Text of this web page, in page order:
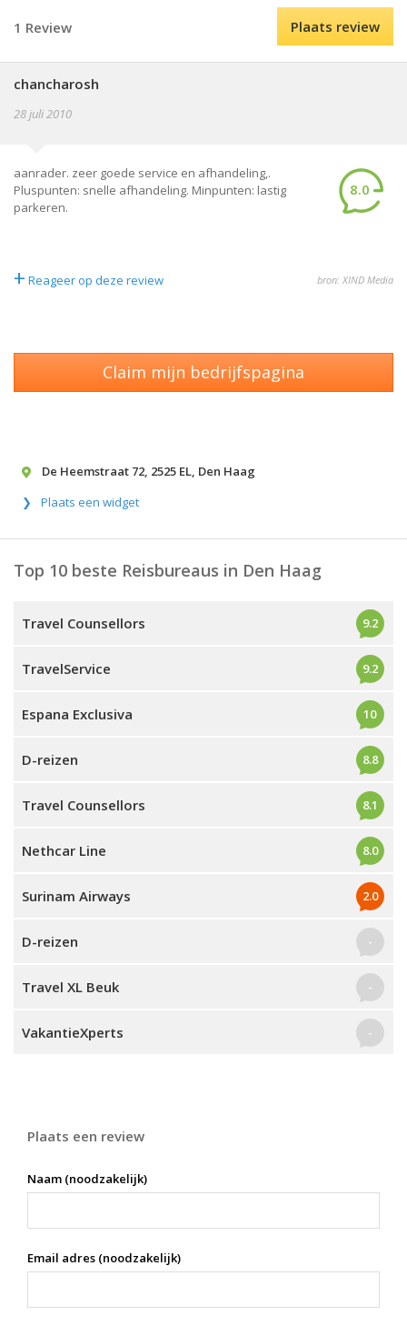
1 Review Plaats review
chancharosh
28 juli 2010
aanrader. zeer goede service en afhandeling,.
Pluspunten: snelle afhandeling. Minpunten: lastig
parkeren.
8.0
+ Reageer op deze review bron: XIND Media
Claim mijn bedrijfspagina
De Heemstraat 72, 2525 EL, Den Haag
Plaats een widget
Top 10 beste Reisbureaus in Den Haag
Travel Counsellors 9.2
TravelService 9.2
Espana Exclusiva 10
D-reizen 8.8
Travel Counsellors 8.1
Nethcar Line 8.0
Surinam Airways 2.0
D-reizen -
Travel XL Beuk -
VakantieXperts -
Plaats een review
Naam (noodzakelijk)
Email adres (noodzakelijk)